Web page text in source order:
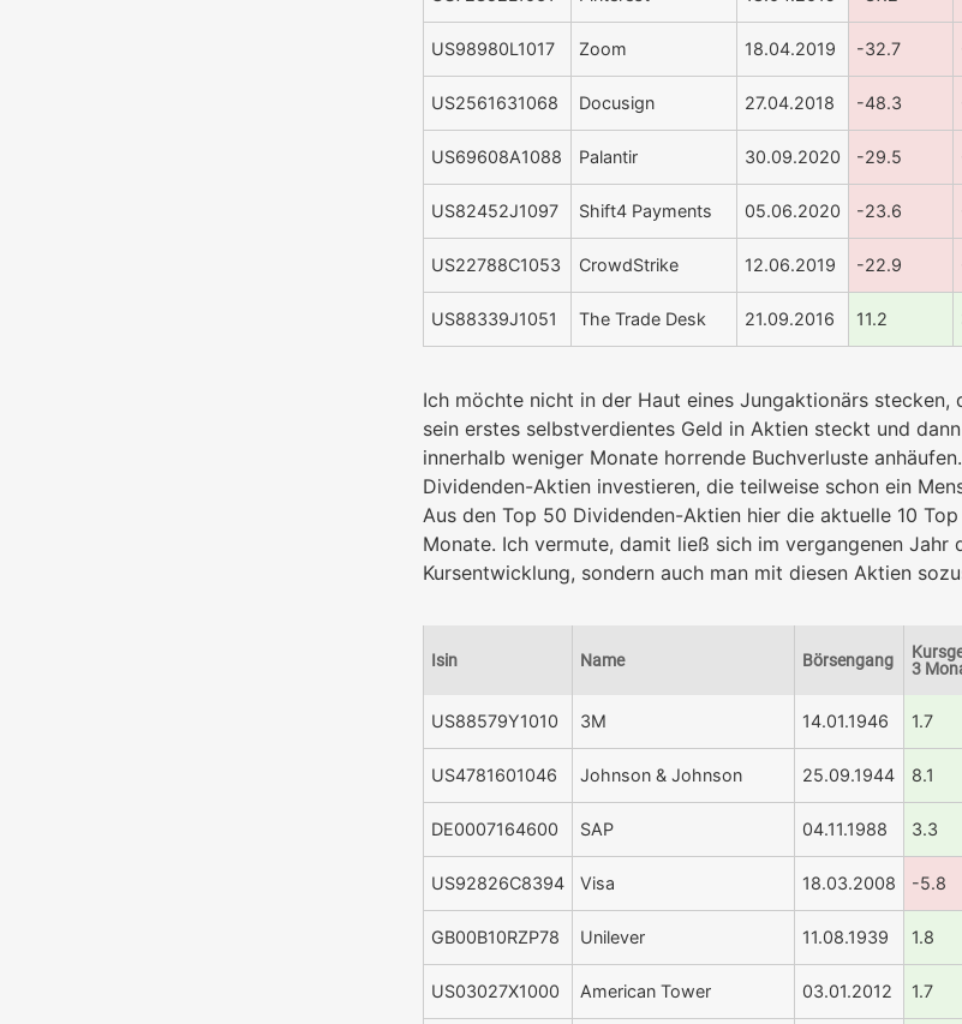
US98980L1017 Zoom 18.04.2019 -32.7
US2561631068 Docusign 27.04.2018 -48.3
US69608A1088 Palantir 30.09.2020 -29.5
US82452J1097 Shift4 Payments 05.06.2020 -23.6
US22788C1053 CrowdStrike 12.06.2019 -22.9
US88339J1051 The Trade Desk 21.09.2016 11.2
Ich möchte nicht in der Haut eines Jungaktionärs
sein erstes selbstverdientes Geld in Aktien steckt und
innerhalb weniger Monate horrende Buchverluste
Dividenden-Aktien investieren, die teilweise schon ein
Aus den Top 50 Dividenden-Aktien hier die aktuelle 10
Monate. Ich vermute, damit ließ sich im vergangenen
Kursentwicklung, sondern auch man mit diesen Aktien
Isin Name Börsengang
3
US88579Y1010 3M 14.01.1946 1.7
US4781601046 Johnson & Johnson 25.09.1944 8.1
DE0007164600 SAP 04.11.1988 3.3
US92826C8394 Visa 18.03.2008 -5.8
GB00B10RZP78 Unilever 11.08.1939 1.8
US03027X1000 American Tower 03.01.2012 1.7